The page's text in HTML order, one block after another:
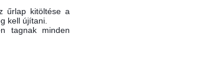
űrlap kitöltése a
kell újítani.
tagnak minden